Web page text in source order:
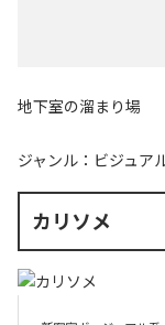
地下室の溜まり場
ジャンル： ビジュア
カリソメ